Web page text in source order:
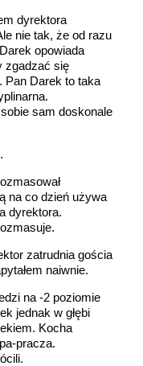
dyrektora
nie tak, że od razu
opowiada
zgadzać się
Darek to taka
sam doskonale
na co dzień używa
dyrektora.
zatrudnia gościa
naiwnie.
na -2 poziomie
jednak w głębi
Kocha
pracza.